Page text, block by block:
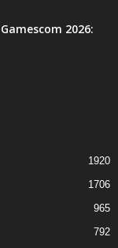
2026:
1920
1706
965
792